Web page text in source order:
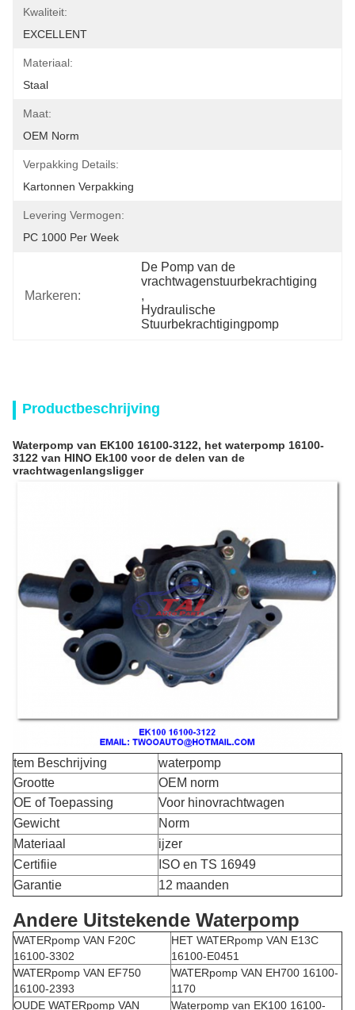
Kwaliteit:
EXCELLENT
Materiaal:
Staal
Maat:
OEM Norm
Verpakking Details:
Kartonnen Verpakking
Levering Vermogen:
PC 1000 Per Week
Markeren:
De Pomp van de
vrachtwagenstuurbekrachtiging
,
Hydraulische
Stuurbekrachtigingpomp
Productbeschrijving
Waterpomp van EK100 16100-3122, het waterpomp 16100-
3122 van HINO Ek100 voor de delen van de
vrachtwagenlangsligger
tem Beschrijving
waterpomp
Grootte
OEM norm
OE of Toepassing
Voor hinovrachtwagen
Gewicht
Norm
Materiaal
ijzer
Certifiie
ISO en TS 16949
Garantie
12 maanden
Andere Uitstekende Waterpomp
WATERpomp VAN F20C
16100-3302
HET WATERpomp VAN E13C
16100-E0451
WATERpomp VAN EF750
16100-2393
WATERpomp VAN EH700 16100-
1170
OUDE WATERpomp VAN
Waterpomp van EK100 16100-